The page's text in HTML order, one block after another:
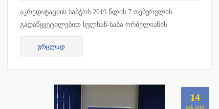
აკრედიტაციის საბჭოს 2019 წლის 7 თებერვლის
გადაწყვეტილებით სულხან-საბა ორბელიანის
უნივერსიტეტის სამართლის სამაგისტრო პროგრამამ 7
წლიანი უპირობო აკრედიტაცია მიიღო !!!
ᲕᲠᲪᲚᲐᲓ
14
ᲘᲐᲜ,2019